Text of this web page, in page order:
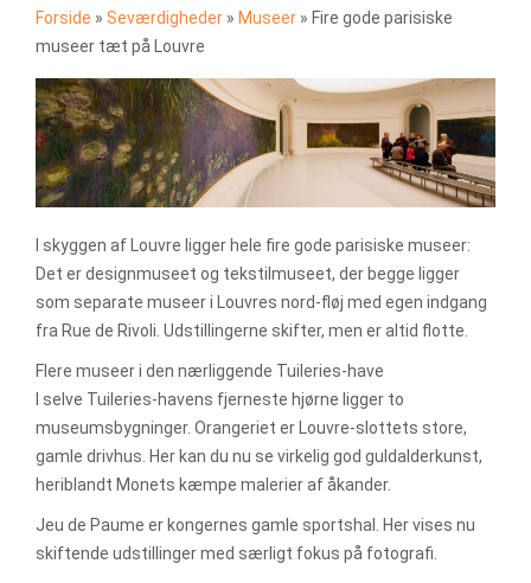
Forside » Seværdigheder » Museer » Fire gode parisiske
museer tæt på Louvre
I skyggen af Louvre ligger hele fire gode parisiske museer:
Det er designmuseet og tekstilmuseet, der begge ligger
som separate museer i Louvres nord-fløj med egen indgang
fra Rue de Rivoli. Udstillingerne skifter, men er altid flotte.
Flere museer i den nærliggende Tuileries-have
I selve Tuileries-havens fjerneste hjørne ligger to
museumsbygninger. Orangeriet er Louvre-slottets store,
gamle drivhus. Her kan du nu se virkelig god guldalderkunst,
heriblandt Monets kæmpe malerier af åkander.
Jeu de Paume er kongernes gamle sportshal. Her vises nu
skiftende udstillinger med særligt fokus på fotografi.